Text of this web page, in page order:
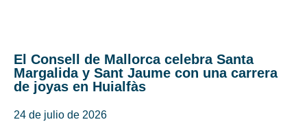
El Consell de Mallorca celebra Santa
Margalida y Sant Jaume con una carrera
de joyas en Huialfàs
24 de julio de 2026